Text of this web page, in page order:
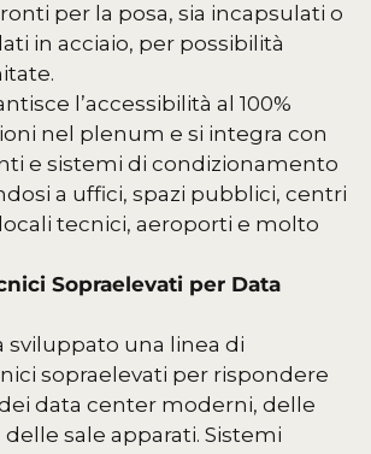
per la posa, sia incapsulati o
in acciaio, per possibilità
l’accessibilità al 100%
nel plenum e si integra con
e sistemi di condizionamento
a uffici, spazi pubblici, centri
tecnici, aeroporti e molto
Sopraelevati per Data
sviluppato una linea di
sopraelevati per rispondere
data center moderni, delle
sale apparati. Sistemi